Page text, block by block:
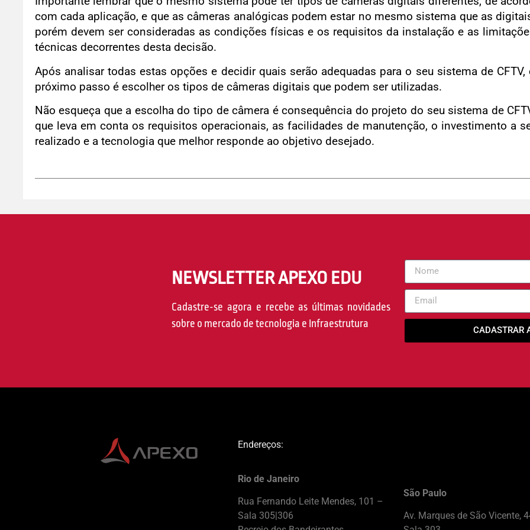
com cada aplicação, e que as câmeras analógicas podem estar no mesmo sistema que as
porém devem ser consideradas as condições físicas e os requisitos da instalação e as
técnicas decorrentes desta decisão.
Após analisar todas estas opções e decidir quais serão adequadas para o seu sistema de CFTV,
próximo passo é escolher os tipos de câmeras digitais que podem ser utilizadas.
Não esqueça que a escolha do tipo de câmera é consequência do projeto do seu sistema de
que leva em conta os requisitos operacionais, as facilidades de manutenção, o investimento a
realizado e a tecnologia que melhor responde ao objetivo desejado.
NEWSLETTER APEXO EDU
Cadastre-se agora e recebe as últimas novidades
sobre o mercado de tecnologia e Infraestrutura
CADASTRAR
Endereços:
Rio de Janeiro
Rua Fernando Leite Mendes, 101 –
Sala 305|306
São Paulo
Av. Marques de São Vicente,